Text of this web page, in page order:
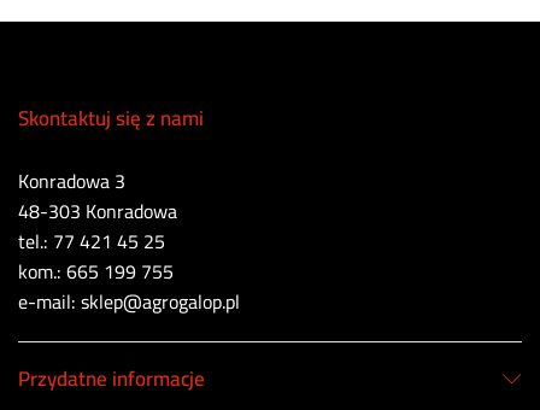
Skontaktuj się z nami
Konradowa 3
48-303 Konradowa
tel.: 77 421 45 25
kom.: 665 199 755
e-mail: sklep@agrogalop.pl
Przydatne informacje